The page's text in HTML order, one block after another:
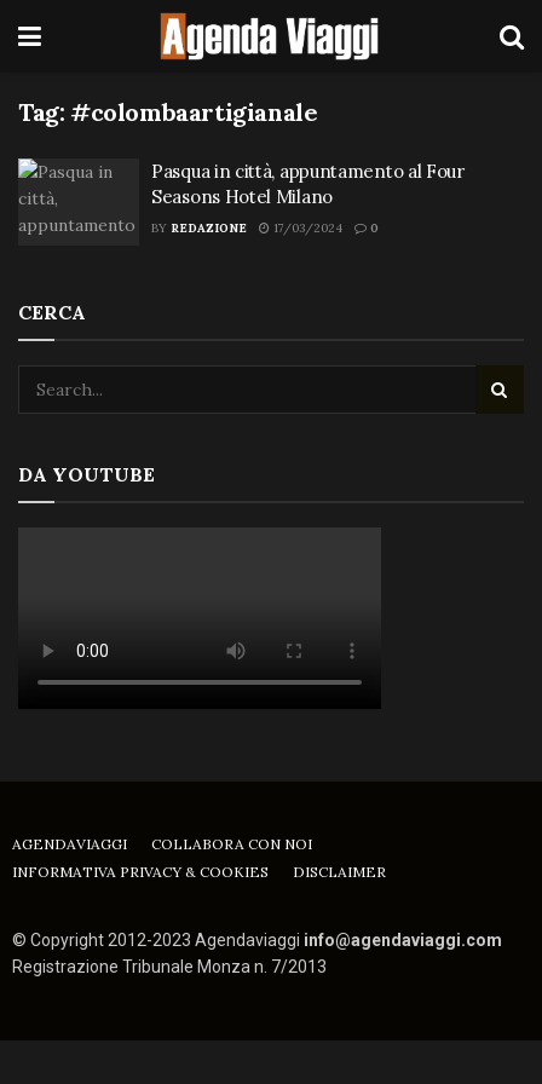
Tag: #colombaartigianale
Pasqua in città, appuntamento al Four
Seasons Hotel Milano
BY REDAZIONE 17/03/2024 0
CERCA
DA YOUTUBE
AGENDAVIAGGI
COLLABORA CON NOI
INFORMATIVA PRIVACY & COOKIES
DISCLAIMER
© Copyright 2012-2023 Agendaviaggi info@agendaviaggi.com
Registrazione Tribunale Monza n. 7/2013